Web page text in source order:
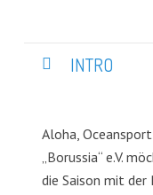
INTRO
Aloha,
„Borussia“ e.V.
die Saison mit der